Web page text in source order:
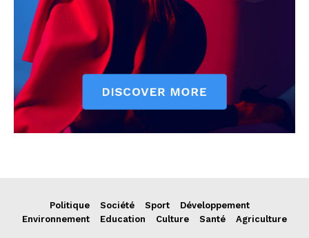
Politique Société Sport
Développement
Environnement
Education Culture Santé Agriculture